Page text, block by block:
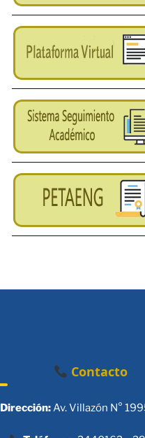
Contacto
Dirección:Av. Villazón N°